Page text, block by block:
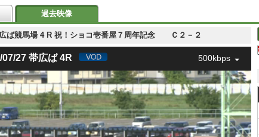
過去映像
ば競馬場 4 R 祝！ショコ壱番屋７周年記念 Ｃ２－２
27 帯広ば 4R 500kbps